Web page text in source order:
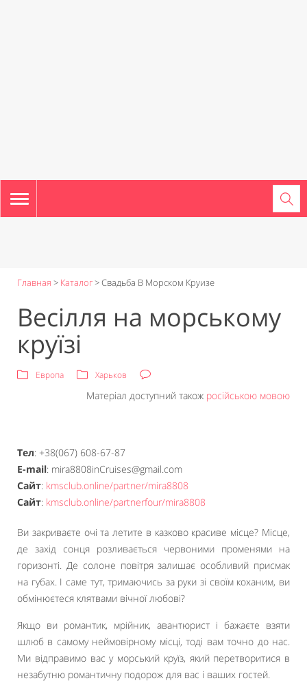
TOGGLE
NAVIGATION
Главная > Каталог>Свадьба В Морском Круизе
Весілля на морському
круїзі
Европа Харьков
Матеріал доступний також російською мовою
Тел: +38(067) 608-67-87
E-mail: mira8808inCruises@gmail.com
Сайт: kmsclub.online/partner/mira8808
Сайт: kmsclub.online/partnerfour/mira8808
Ви закриваєте очі та летите в казково красиве місце? Місце,
де захід сонця розливається червоними променями на
горизонті. Де солоне повітря залишає особливий присмак
на губах. І саме тут, тримаючись за руки зі своїм коханим, ви
обмінюєтеся клятвами вічної любові?
Якщо ви романтик, мрійник, авантюрист і бажаєте взяти
шлюб в самому неймовірному місці, тоді вам точно до нас.
Ми відправимо вас у морський круїз, який перетворитися в
незабутню романтичну подорож для вас і ваших гостей.